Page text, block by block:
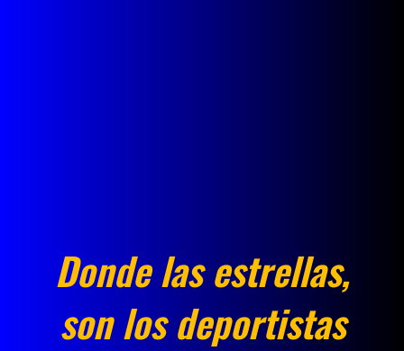
Donde las estrellas,
son los deportistas